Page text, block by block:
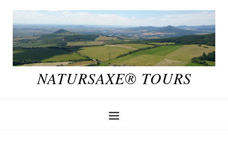
NATURSAXE® TOURS